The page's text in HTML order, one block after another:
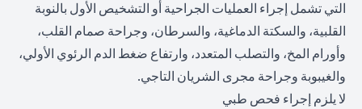
التي تشمل إجراء العمليات الجراحية أو التشخيص الأول بالنوبة
القلبية، والسكتة الدماغية، والسرطان، وجراحة صمام القلب،
وأورام المخ، والتصلب المتعدد، وارتفاع ضغط الدم الرئوي الأولي،
والغيبوبة وجراحة مجرى الشريان التاجي.
لا يلزم إجراء فحص طبي